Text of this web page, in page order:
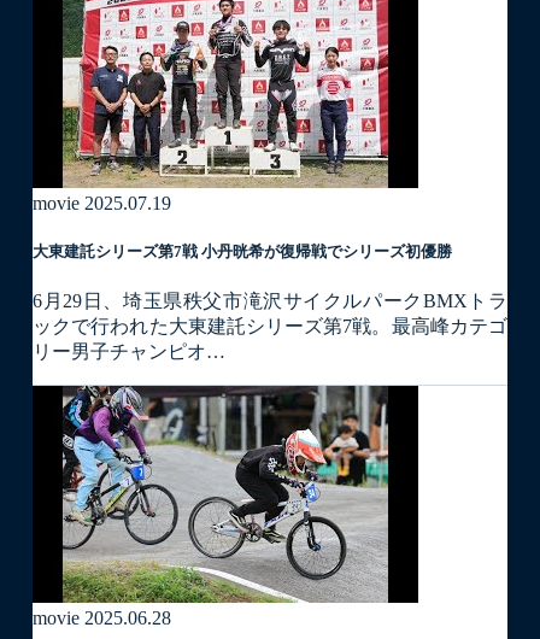
movie 2025.07.19
大東建託シリーズ第7戦 ⼩丹晄希が復帰戦でシリーズ初優勝
6月29日、埼玉県秩父市滝沢サイクルパークBMXトラ
ックで行われた大東建託シリーズ第7戦。最高峰カテゴ
リー男子チャンピオ…
movie 2025.06.28